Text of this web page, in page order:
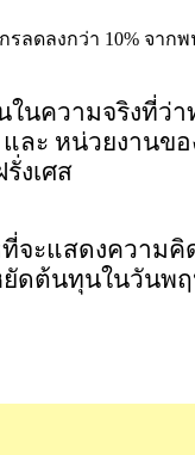
ลดลงกว่า 10% จาก
ในความจริงที่ว่า
ละ หน่วยงานขอ
งเศส
ที่จะแสดงความ
ยัดต้นทุนในวันพ